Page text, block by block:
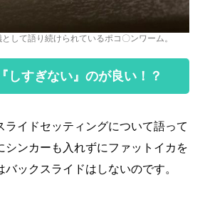
して語り続けられているポコ〇ンワーム。
しすぎない』のが良い！？
ライドセッティングについて語って
シンカーも入れずにファットイカを
ックスライドはしないのです。